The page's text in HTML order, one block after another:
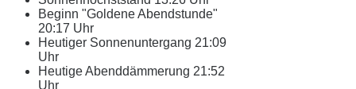
Beginn "Goldene Abendstunde"
20:17 Uhr
Heutiger Sonnenuntergang 21:09
Uhr
Heutige Abenddämmerung 21:52
Uhr